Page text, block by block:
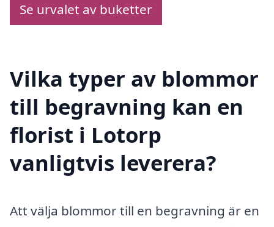
Se urvalet av buketter
Vilka typer av blommor
till begravning kan en
florist i Lotorp
vanligtvis leverera?
Att välja blommor till en begravning är en